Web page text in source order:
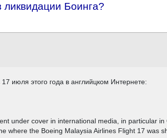
ликвидации Боинга?
июля этого года в английцком Интернете:
under cover in international media, in particular
where the Boeing Malaysia Airlines Flight 17 was